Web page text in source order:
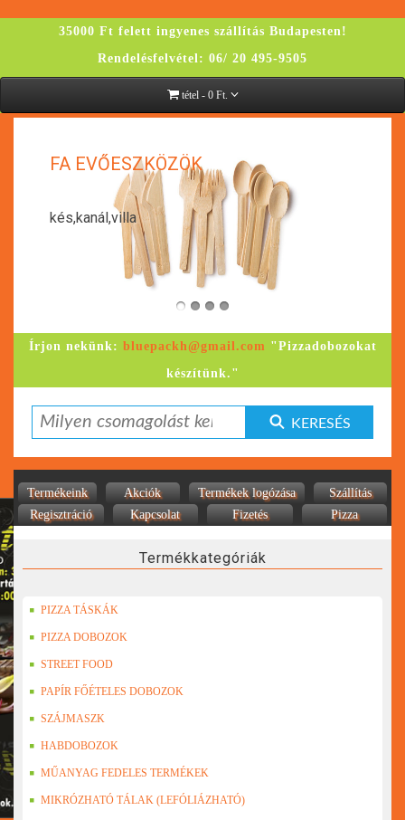
35000 Ft felett ingyenes szállítás Budapesten!
Rendelésfelvétel: 06/ 20 495-9505
tétel - 0 Ft.
FA EVŐESZKÖZÖK
kés,kanál,villa
Írjon nekünk: bluepackh@gmail.com "Pizzadobozokat
készítünk."
KERESÉS
Termékeink Akciók Termékek logózása
Szállítás
Regisztráció
Kapcsolat Fizetés Pizza
Termékkategóriák
PIZZA TÁSKÁK
PIZZA DOBOZOK
STREET FOOD
PAPÍR FŐÉTELES DOBOZOK
SZÁJMASZK
HABDOBOZOK
MŰANYAG FEDELES TERMÉKEK
MIKRÓZHATÓ TÁLAK (LEFÓLIÁZHATÓ)